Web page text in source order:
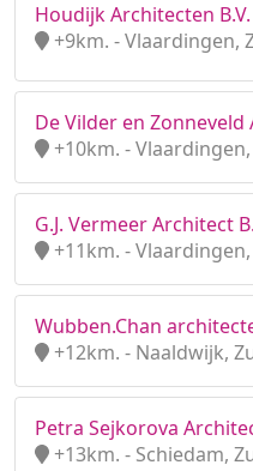
Houdijk Architecten B.V.
+9km. - Vlaardingen,
De Vilder en Zonneveld
+10km. -
G.J. Vermeer Architect
+11km. -
Wubben.Chan
+12km. - Naaldwijk,
Petra Sejkorova
+13km. - Schiedam,